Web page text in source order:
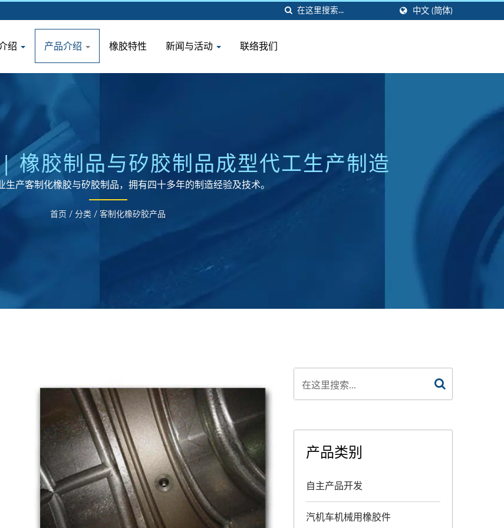
中文 (简体)
绍 产品介绍 橡胶特性 新闻与活动 联络我们
橡胶制品与矽胶制品成型代工生产制造
生产客制化橡胶与矽胶制品，拥有四十多年的制造经验及技术。
首页 / 分类 / 客制化橡矽胶产品
产品类别
自主产品开发
汽机车机械用橡胶件